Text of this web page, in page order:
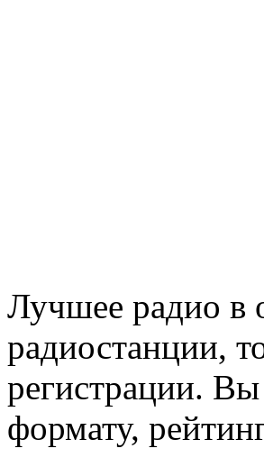
Лучшее радио в
радиостанции,
регистрации.
формату,